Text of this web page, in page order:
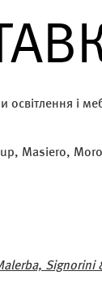
і
Masiero,
Signorini